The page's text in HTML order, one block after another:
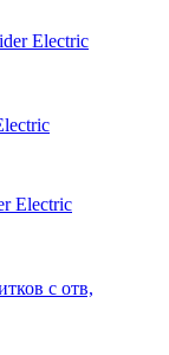
с отв,